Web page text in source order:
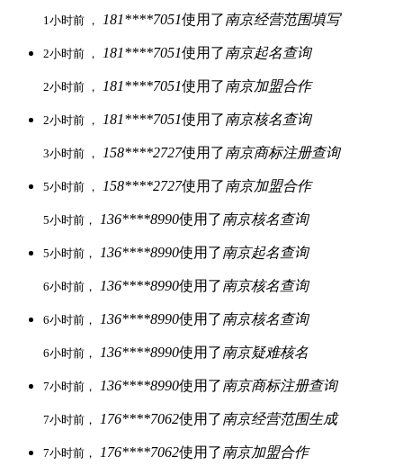
1小时前 ， 181****7051使用了南京经营范围填写
2小时前 ， 181****7051使用了南京起名查询
2小时前 ， 181****7051使用了南京加盟合作
2小时前 ， 181****7051使用了南京核名查询
3小时前 ， 158****2727使用了南京商标注册查询
5小时前 ， 158****2727使用了南京加盟合作
5小时前， 136****8990使用了南京核名查询
5小时前， 136****8990使用了南京起名查询
6小时前， 136****8990使用了南京核名查询
6小时前， 136****8990使用了南京核名查询
6小时前， 136****8990使用了南京疑难核名
7小时前， 136****8990使用了南京商标注册查询
7小时前， 176****7062使用了南京经营范围生成
7小时前， 176****7062使用了南京加盟合作